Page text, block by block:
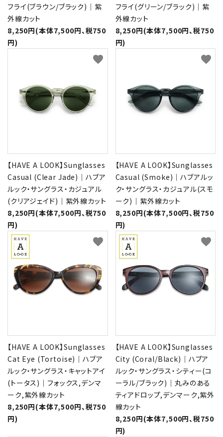
フライ(ブラウン/ブラック)｜紫
外線カット
8,250円(本体7,500円、税750
円)
フライ(グリーン/ブラック)｜紫
外線カット
8,250円(本体7,500円、税750
円)
【HAVE A LOOK】Sunglasses
Casual (Clear Jade)｜ハブア
ルック・サングラス・カジュアル
(クリアジェイド)｜紫外線カット
8,250円(本体7,500円、税750
円)
favorite
【HAVE A LOOK】Sunglasses
Casual (Smoke)｜ハブアルッ
ク・サングラス・カジュアル(スモ
ーク)｜紫外線カット
8,250円(本体7,500円、税750
円)
favorite
【HAVE A LOOK】Sunglasses
Cat Eye (Tortoise)｜ハブア
ルック・サングラス・キャットアイ
(トータス)｜フォックス,デンマ
ーク,紫外線カット
8,250円(本体7,500円、税750
円)
favorite
【HAVE A LOOK】Sunglasses
City (Coral/Black)｜ハブア
ルック・サングラス・シティー(コ
ーラル/ブラック)｜丸みのある
ティアドロップ,デンマーク,紫外
線カット
8,250円(本体7,500円、税750
円)
favorite